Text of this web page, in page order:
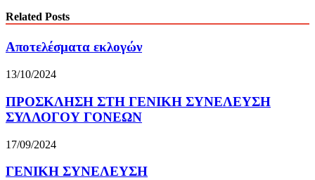
Related Posts
Αποτελέσματα εκλογών
13/10/2024
ΠΡΟΣΚΛΗΣΗ ΣΤΗ ΓΕΝΙΚΗ ΣΥΝΕΛΕΥΣΗ
ΣΥΛΛΟΓΟΥ ΓΟΝΕΩΝ
17/09/2024
ΓΕΝΙΚΗ ΣΥΝΕΛΕΥΣΗ